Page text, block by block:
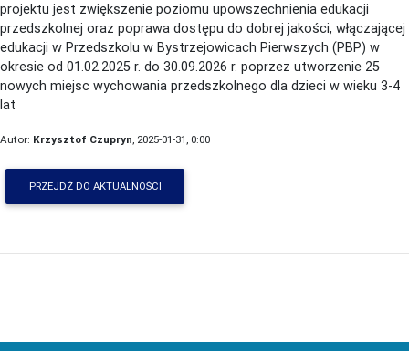
projektu jest zwiększenie poziomu upowszechnienia edukacji
przedszkolnej oraz poprawa dostępu do dobrej jakości, włączającej
edukacji w Przedszkolu w Bystrzejowicach Pierwszych (PBP) w
okresie od 01.02.2025 r. do 30.09.2026 r. poprzez utworzenie 25
nowych miejsc wychowania przedszkolnego dla dzieci w wieku 3-4
lat
Autor: Krzysztof Czupryn, 2025-01-31, 0:00
PRZEJDŹ DO AKTUALNOŚCI